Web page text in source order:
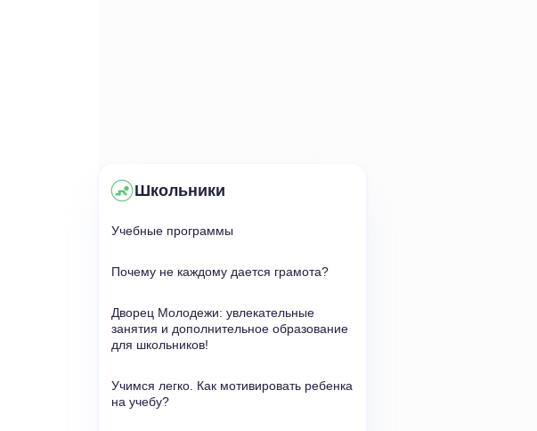
Школьники
Учебные программы
Почему не каждому дается грамота?
Дворец Молодежи: увлекательные
занятия и дополнительное образование
для школьников!
Учимся легко. Как мотивировать ребенка
на учебу?